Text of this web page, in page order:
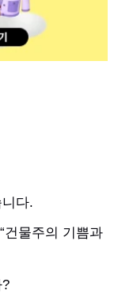
다.
건물주의 기쁨과